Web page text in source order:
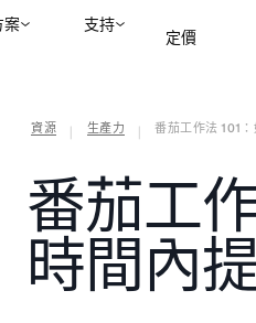
案 支持
定價
資源 生產力 番茄工作法 101
番茄工
時間內